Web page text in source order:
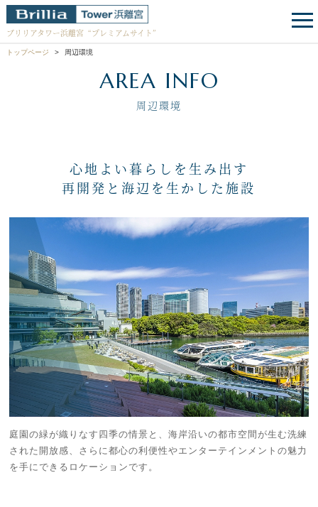
ブリリアタワー浜離宮 “プレミアムサイト”
トップページ 周辺環境
AREA INFO
周辺環境
心地よい暮らしを生み出す
再開発と海辺を生かした施設
庭園の緑が織りなす四季の情景と、海岸沿いの都市空間が生む洗練
された開放感、さらに都心の利便性やエンターテインメントの魅力
を手にできるロケーションです。